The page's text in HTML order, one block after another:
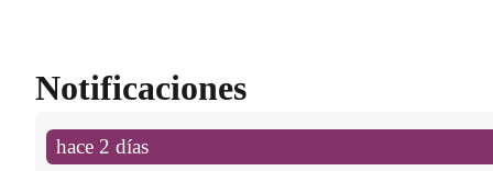
Notificaciones
hace 2 días